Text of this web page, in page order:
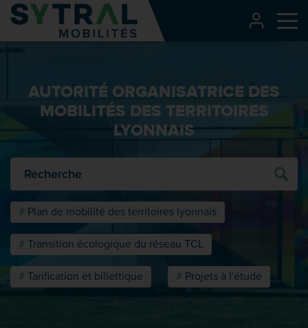
Contenu
Entête de page
Recherche
Pied de page
AUTORITÉ ORGANISATRICE DES
MOBILITÉS DES TERRITOIRES
LYONNAIS
Plan de mobilité des territoires lyonnais
Transition écologique du réseau TCL
Tarification et billettique Projets à l'étude